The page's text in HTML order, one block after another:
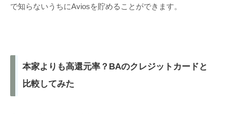
で知らないうちにAviosを貯めることができます。
本家よりも高還元率？BAのクレジットカードと
比較してみた